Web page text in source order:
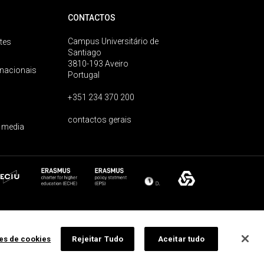
CONTACTOS
Campus Universitário de
Santiago
3810-193 Aveiro
Portugal
+351 234 370 200
contactos gerais
de cookies Rejeitar Tudo Aceitar tudo